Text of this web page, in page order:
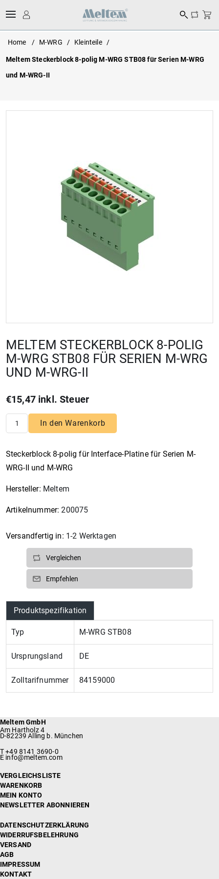
Home / M-WRG / Kleinteile /
Meltem Steckerblock 8-polig M-WRG STB08 für Serien M-WRG
und M-WRG-II
MELTEM STECKERBLOCK 8-POLIG
M-WRG STB08 FÜR SERIEN M-WRG
UND M-WRG-II
€15,47 inkl. Steuer
In den Warenkorb
Steckerblock 8-polig für Interface-Platine für Serien M-
WRG-II und M-WRG
Hersteller: Meltem
Artikelnummer: 200075
Versandfertig in: 1-2 Werktagen
Vergleichen
Empfehlen
Produktspezifikation
AttributbezeichnungAttributwert
Typ M-WRG STB08
Ursprungsland DE
Zolltarifnummer 84159000
Meltem GmbH
Am Hartholz 4
D-82239 Alling b. München
T +49 8141 3690-0
E info@meltem.com
VERGLEICHSLISTE
WARENKORB
MEIN KONTO
NEWSLETTER ABONNIEREN
DATENSCHUTZERKLÄRUNG
WIDERRUFSBELEHRUNG
VERSAND
AGB
IMPRESSUM
KONTAKT